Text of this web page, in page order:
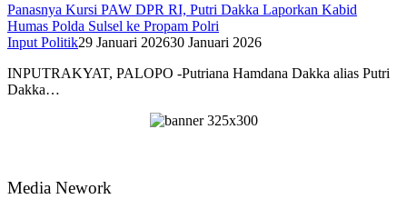
Panasnya Kursi PAW DPR RI, Putri Dakka Laporkan Kabid
Humas Polda Sulsel ke Propam Polri
Input Politik29 Januari 202630 Januari 2026
INPUTRAKYAT, PALOPO -Putriana Hamdana Dakka alias Putri
Dakka…
Media Nework